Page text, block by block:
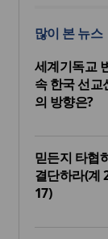
도’로
세기
희
많이 본 뉴스
세계기독교
속 한국 선교
의 방향은?
믿든지 타협
결단하라(계
17)